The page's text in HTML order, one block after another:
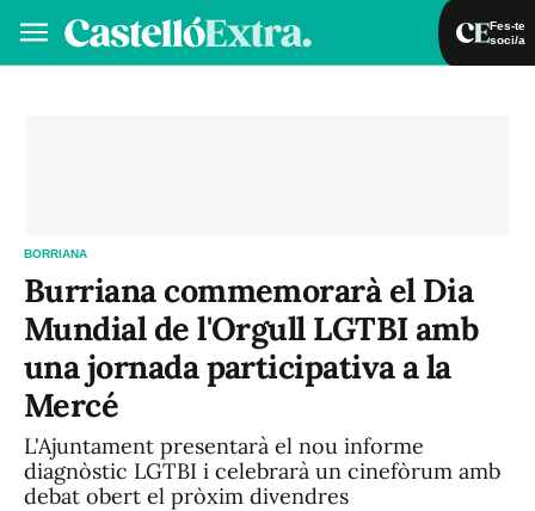
Fes-te
soci/a
BORRIANA
Burriana commemorarà el Dia
Mundial de l'Orgull LGTBI amb
una jornada participativa a la
Mercé
L'Ajuntament presentarà el nou informe
diagnòstic LGTBI i celebrarà un cinefòrum amb
debat obert el pròxim divendres